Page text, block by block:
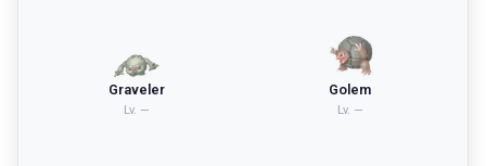
Graveler
Lv. —
Golem
Lv. —